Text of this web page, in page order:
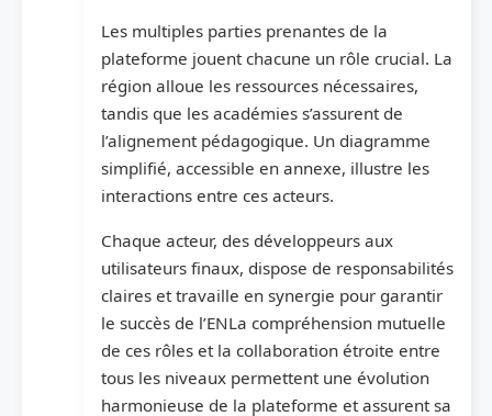
Les multiples parties prenantes de la
plateforme jouent chacune un rôle crucial. La
région alloue les ressources nécessaires,
tandis que les académies s’assurent de
l’alignement pédagogique. Un diagramme
simplifié, accessible en annexe, illustre les
interactions entre ces acteurs.
Chaque acteur, des développeurs aux
utilisateurs finaux, dispose de responsabilités
claires et travaille en synergie pour garantir
le succès de l’ENLa compréhension mutuelle
de ces rôles et la collaboration étroite entre
tous les niveaux permettent une évolution
harmonieuse de la plateforme et assurent sa